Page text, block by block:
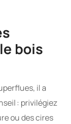
bois
il a
: privilégiez
ou des cires